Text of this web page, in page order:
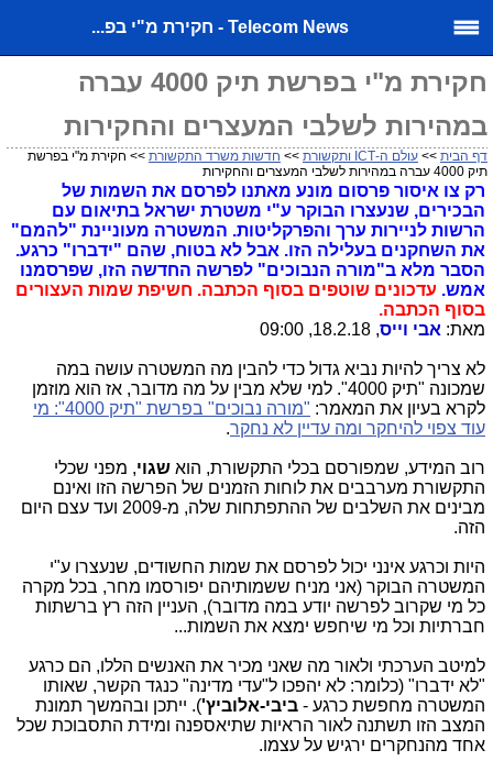
Telecom News - חקירת מ"י בפ...
חקירת מ"י בפרשת תיק 4000 עברה
במהירות לשלבי המעצרים והחקירות
דף הבית >> עולם ה-ICT ותקשורת >> חדשות משרד התקשורת >> חקירת מ"י בפרשת
תיק 4000 עברה במהירות לשלבי המעצרים והחקירות
רק צו איסור פרסום מונע מאתנו לפרסם את השמות של
הבכירים, שנעצרו הבוקר ע"י משטרת ישראל בתיאום עם
הרשות לניירות ערך והפרקליטות. המשטרה מעוניינת "להמם"
את השחקנים בעלילה הזו. אבל לא בטוח, שהם "ידברו" כרגע.
הסבר מלא ב"מורה הנבוכים" לפרשה החדשה הזו, שפרסמנו
אמש. עדכונים שוטפים בסוף הכתבה. חשיפת שמות העצורים
בסוף הכתבה.
מאת: אבי וייס, 18.2.18, 09:00
לא צריך להיות נביא גדול כדי להבין מה המשטרה עושה במה
שמכונה "תיק 4000". למי שלא מבין על מה מדובר, אז הוא מוזמן
לקרא בעיון את המאמר:
"מורה נבוכים" בפרשת "תיק 4000": מי
עוד צפוי להיחקר ומה עדיין לא נחקר.
רוב המידע, שמפורסם בכלי התקשורת, הוא שגוי, מפני שכלי
התקשורת מערבבים את לוחות הזמנים של הפרשה הזו ואינם
מבינים את השלבים של ההתפתחות שלה, מ-2009 ועד עצם היום
הזה.
היות וכרגע אינני יכול לפרסם את שמות החשודים, שנעצרו ע"י
המשטרה הבוקר (אני מניח ששמותיהם יפורסמו מחר, בכל מקרה
כל מי שקרוב לפרשה יודע במה מדובר), העניין הזה רץ ברשתות
חברתיות וכל מי שיחפש ימצא את השמות...
למיטב הערכתי ולאור מה שאני מכיר את האנשים הללו, הם כרגע
"לא ידברו" (כלומר: לא יהפכו ל"עדי מדינה" כנגד הקשר, שאותו
המשטרה מחפשת כרגע - ביבי-אלוביץ'). ייתכן ובהמשך תמונת
המצב הזו תשתנה לאור הראיות שתיאספנה ומידת התסבוכת שכל
אחד מהנחקרים ירגיש על עצמו.
שתף
בטוויטר
שלח
במייל
שתף
בטוויטר
שלח
במייל
מנכ"ל
משרד
התקשורת,
מימון
שמילה,
העיד
היום
ביחידת
433
במשטרה.
העדות
עסקה
בתיק
4000
שתף
בטוויטר
שלח
במייל
מנכ"ל
משרד
התקשורת,
מימון
שמילה,
העיד
היום
ביחידת
433
העדות
עסקה
בתיק
4000